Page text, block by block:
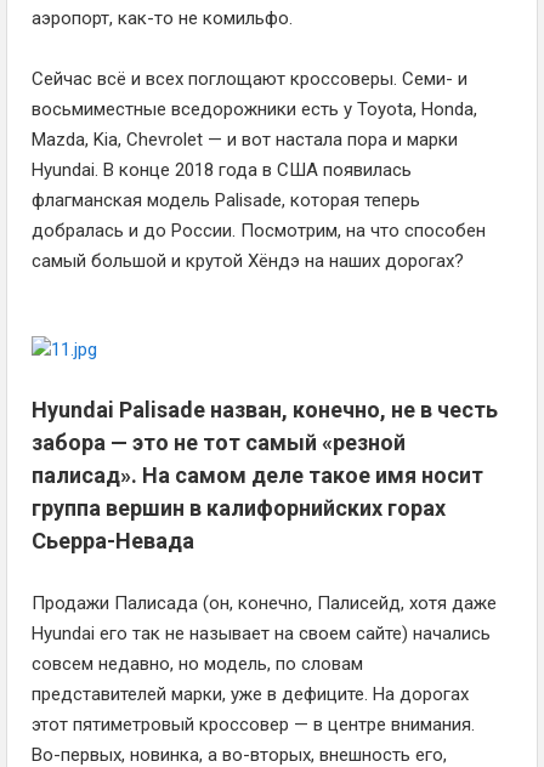
аэропорт, как-то не комильфо.
Сейчас всё и всех поглощают кроссоверы. Семи- и
восьмиместные вседорожники есть у Toyota, Honda,
Mazda, Kia, Chevrolet — и вот настала пора и марки
Hyundai. В конце 2018 года в США появилась
флагманская модель Palisade, которая теперь
добралась и до России. Посмотрим, на что способен
самый большой и крутой Хёндэ на наших дорогах?
Hyundai Palisade назван, конечно, не в честь
забора — это не тот самый «резной
палисад». На самом деле такое имя носит
группа вершин в калифорнийских горах
Сьерра-Невада
Продажи Палисада (он, конечно, Палисейд, хотя даже
Hyundai его так не называет на своем сайте) начались
совсем недавно, но модель, по словам
представителей марки, уже в дефиците. На дорогах
этот пятиметровый кроссовер — в центре внимания.
Во-первых, новинка, а во-вторых, внешность его,